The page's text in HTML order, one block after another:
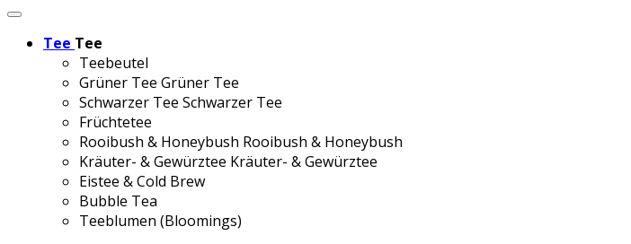
Tee Tee
Teebeutel
Grüner Tee Grüner Tee
Schwarzer Tee Schwarzer Tee
Früchtetee
Rooibush & Honeybush Rooibush & Honeybush
Kräuter- & Gewürztee Kräuter- & Gewürztee
Eistee & Cold Brew
Bubble Tea
Teeblumen (Bloomings)